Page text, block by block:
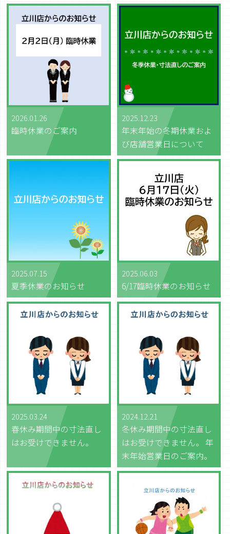
2026.01.26
臨時休業のご案内
2025.12.23
年末年始の冬期休業およ
び店舗営業日について
2025.07.15
夏季休業のお知らせ
2025.06.03
6/17臨時休業のお知らせ
2025.03.24
春休み期間中の寸法直し
はお受けできません。
2024.12.21
冬休み期間中の寸法直し
はお受けできません。 年
末年始営業日のご案内。